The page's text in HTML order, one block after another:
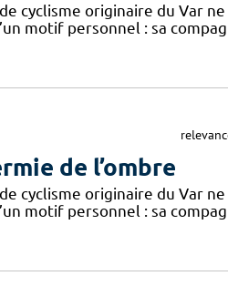
cyclisme originaire du Var
motif personnel : sa
de l’ombre
cyclisme originaire du Var
motif personnel : sa